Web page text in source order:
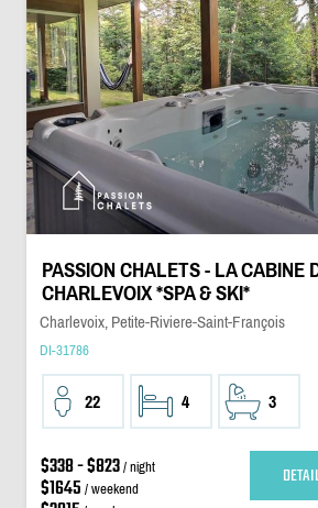
PASSION CHALETS - LA CABINE
CHARLEVOIX *SPA & SKI*
Charlevoix, Petite-Riviere-Saint-François
DI-31786
22 4 3
$338 - $823/ night
$1645 / weekend